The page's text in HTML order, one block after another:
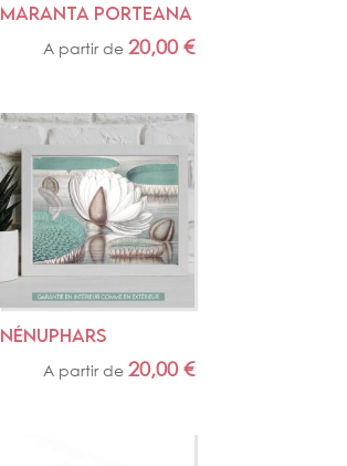
MARANTA PORTEANA
A partir de 20,00€
NÉNUPHARS
A partir de 20,00€